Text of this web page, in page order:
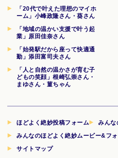
「20代で叶えた理想のマイホ
ーム」小峰政隆さん・葵さん
「地域の温かい支援で叶う起
業」原田佳奈さん
「始発駅だから座って快適通
勤」添田富司夫さん
「人と自然の温かさが育む子
どもの笑顔」根崎弘崇さん・
まゆさん・菫ちゃん
ほどよく絶妙投稿フォーム
みんな
みんなのほどよく絶妙ムービー&フ
サイトマップ